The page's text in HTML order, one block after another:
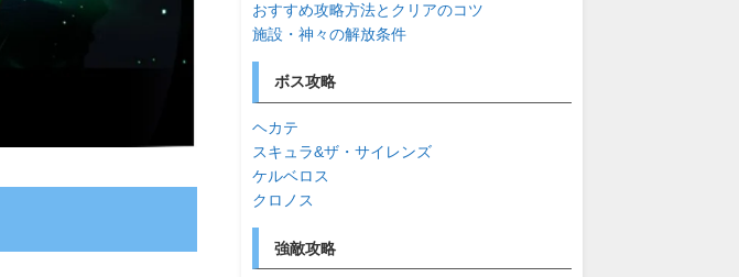
おすすめ攻略方法とクリアのコツ
施設・神々の解放条件
ボス攻略
ヘカテ
スキュラ&ザ・サイレンズ
ケルベロス
クロノス
強敵攻略